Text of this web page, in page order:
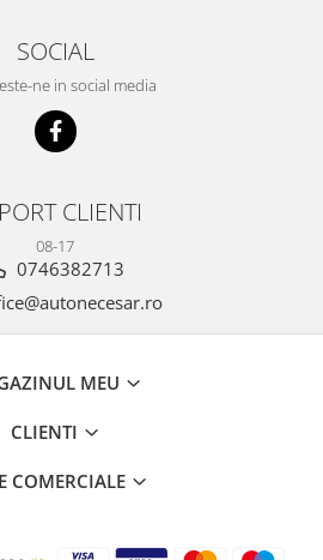
SOCIAL
ne in social media
CLIENTI
08-17
0746382713
MEU
CLIENTI
COMERCIALE